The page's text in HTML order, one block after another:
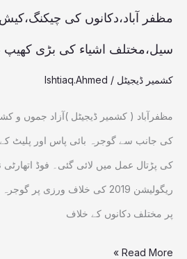
مظفر آباد،دکانوں کی چیکنگ،کیش
سیل،مختلف اشیاء کی بڑی
کشمیر ڈیجیٹل /
Ishtiaq.Ahmed
مظفرآباد ( کشمیر ڈیجیٹل )آزاد جموں و
کی جانب سے گوجرہ بائی پاس اور پلیٹ
ریگولیشن 2019 کی خلاف ورزی
پر مختلف دکانوں کے خلاف
ضبط
Read More »